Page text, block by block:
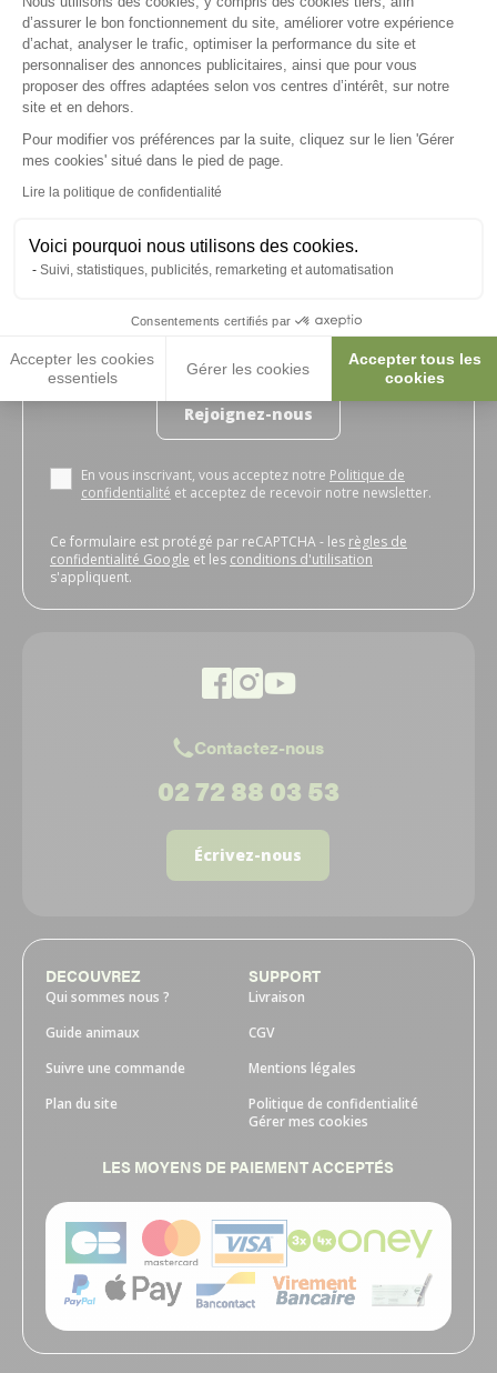
d’assurer le bon fonctionnement du site, améliorer votre expérience
d’achat, analyser le trafic, optimiser la performance du site et
personnaliser des annonces publicitaires, ainsi que pour vous
proposer des offres adaptées selon vos centres d’intérêt, sur notre
site et en dehors.
Pour modifier vos préférences par la suite, cliquez sur le lien 'Gérer
mes cookies' situé dans le pied de page.
Lire la politique de confidentialité
Voici pourquoi nous utilisons des cookies.
Suivi, statistiques, publicités, remarketing et automatisation
Consentements certifiés par
Accepter les cookies
essentiels
Gérer les cookies
Accepter tous les
cookies
Axeptio consent
J'ai trouvé assez rapidement ce qu'il me fallait. Les prix
étaient moins chers qu'ailleurs, en tout cas, en ce qui
concerne le produit acheté.
isabelle a, suite à une expérience du 18/07/2026
Pas besoin de pigeons voyageurs pour recevoir nos offres
spéciales, conseils et astuces.
Rejoignez-nous
En vous inscrivant, vous acceptez notre Politique de
confidentialité et acceptez de recevoir notre newsletter.
Ce formulaire est protégé par reCAPTCHA - les règles de
confidentialité Google et les conditions d'utilisation
s'appliquent.
Contactez-nous
02 72 88 03 53
Écrivez-nous
DECOUVREZ
Qui sommes nous ?
Guide animaux
Suivre une commande
Plan du site
SUPPORT
Livraison
CGV
Mentions légales
Politique de confidentialité
Gérer mes cookies
LES MOYENS DE PAIEMENT ACCEPTÉS